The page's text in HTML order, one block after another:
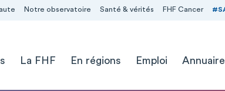
Notre observatoire Santé & vérités FHF Cancer
La FHF En régions Emploi Annuaire